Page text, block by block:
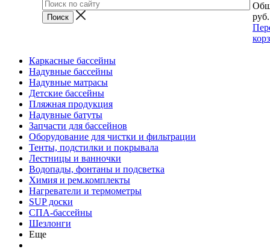
руб.
Каркасные бассейны
Надувные бассейны
Надувные матрасы
Детские бассейны
Пляжная продукция
Надувные батуты
Запчасти для бассейнов
Оборудование для чистки и фильтрации
Тенты, подстилки и покрывала
Лестницы и ванночки
Водопады, фонтаны и подсветка
Химия и рем.комплекты
Нагреватели и термометры
SUP доски
СПА-бассейны
Шезлонги
Еще